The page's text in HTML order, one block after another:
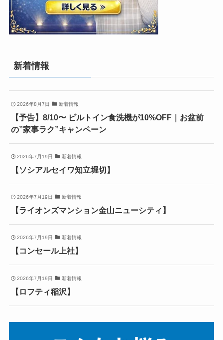
新着情報
2026年8月7日 新着情報
【予告】8/10〜 ビルトイン食洗機が10%OFF｜お盆前
の”家事ラク”キャンペーン
2026年7月19日 新着情報
【ソシアルセイワ知立堀切】
2026年7月19日 新着情報
【ライオンズマンション金山ニューシティ】
2026年7月19日 新着情報
【コンセール上社】
2026年7月19日 新着情報
【ロフティ稲沢】